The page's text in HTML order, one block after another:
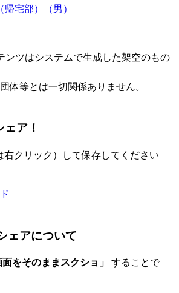
宅部）（男）
ンツはシステムで生成した架空のもの
体等とは一切関係ありません。
ア！
クリック）して保存してください
ェアについて
面をそのままスクショ」 することで